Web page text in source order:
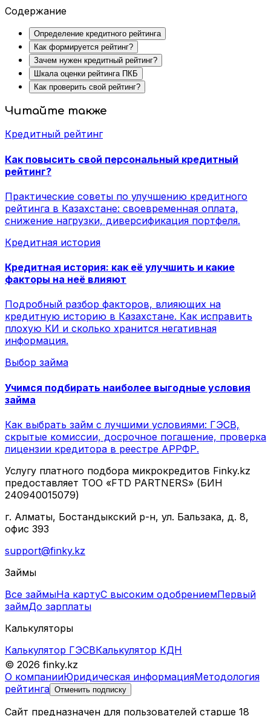
Содержание
Определение кредитного рейтинга
Как формируется рейтинг?
Зачем нужен кредитный рейтинг?
Шкала оценки рейтинга ПКБ
Как проверить свой рейтинг?
Читайте также
Кредитный рейтинг
Как повысить свой персональный кредитный
рейтинг?
Практические советы по улучшению кредитного
рейтинга в Казахстане: своевременная оплата,
снижение нагрузки, диверсификация портфеля.
Кредитная история
Кредитная история: как её улучшить и какие
факторы на неё влияют
Подробный разбор факторов, влияющих на
кредитную историю в Казахстане. Как исправить
плохую КИ и сколько хранится негативная
информация.
Выбор займа
Учимся подбирать наиболее выгодные условия
займа
Как выбрать займ с лучшими условиями: ГЭСВ,
скрытые комиссии, досрочное погашение, проверка
лицензии кредитора в реестре АРРФР.
Услугу платного подбора микрокредитов Finky.kz
предоставляет ТОО «FTD PARTNERS» (БИН
240940015079)
г. Алматы, Бостандыкский р-н, ул. Бальзака, д. 8,
офис 393
support@finky.kz
Займы
Все займыНа картуС высоким одобрениемПервый
займДо зарплаты
Калькуляторы
Калькулятор ГЭСВКалькулятор КДН
© 2026 finky.kz
О компанииЮридическая информацияМетодология
рейтинга Отменить подписку
Сайт предназначен для пользователей старше 18